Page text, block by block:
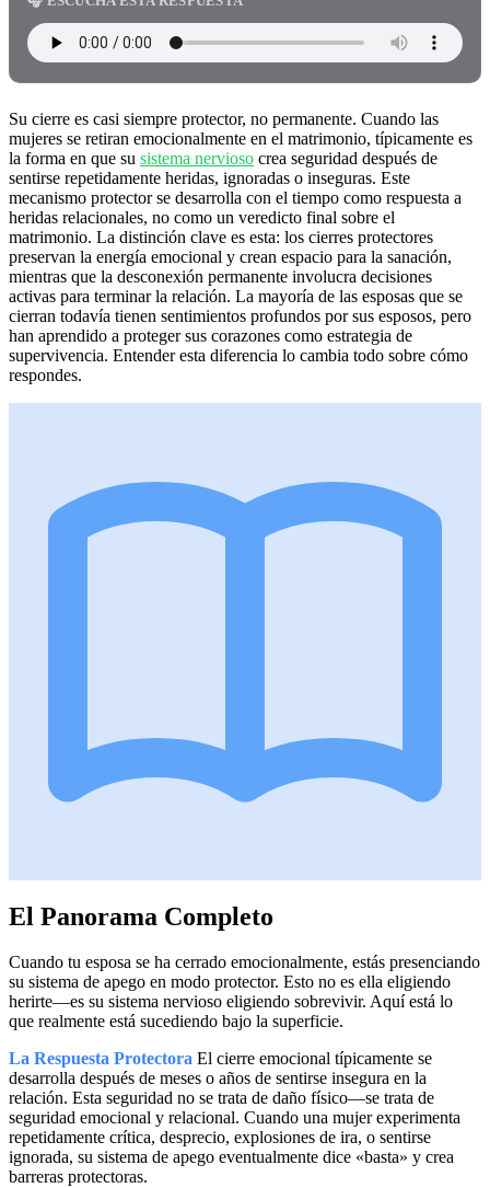
Su cierre es casi siempre protector, no permanente. Cuando las
mujeres se retiran emocionalmente en el matrimonio, típicamente es
la forma en que su sistema nervioso crea seguridad después de
sentirse repetidamente heridas, ignoradas o inseguras. Este
mecanismo protector se desarrolla con el tiempo como respuesta a
heridas relacionales, no como un veredicto final sobre el
matrimonio. La distinción clave es esta: los cierres protectores
preservan la energía emocional y crean espacio para la sanación,
mientras que la desconexión permanente involucra decisiones
activas para terminar la relación. La mayoría de las esposas que se
cierran todavía tienen sentimientos profundos por sus esposos, pero
han aprendido a proteger sus corazones como estrategia de
supervivencia. Entender esta diferencia lo cambia todo sobre cómo
respondes.
El Panorama Completo
Cuando tu esposa se ha cerrado emocionalmente, estás presenciando
su sistema de apego en modo protector. Esto no es ella eligiendo
herirte—es su sistema nervioso eligiendo sobrevivir. Aquí está lo
que realmente está sucediendo bajo la superficie.
La Respuesta Protectora El cierre emocional típicamente se
desarrolla después de meses o años de sentirse insegura en la
relación. Esta seguridad no se trata de daño físico—se trata de
seguridad emocional y relacional. Cuando una mujer experimenta
repetidamente crítica, desprecio, explosiones de ira, o sentirse
ignorada, su sistema de apego eventualmente dice «basta» y crea
barreras protectoras.